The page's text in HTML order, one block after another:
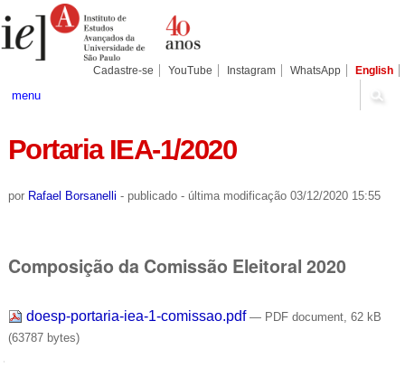
para
conteúdo.
Pessoais
Cadastre-se YouTube Instagram WhatsApp English
menu
Portaria IEA-1/2020
por Rafael Borsanelli - publicado - última modificação03/12/2020 15:55
Composição da Comissão Eleitoral 2020
doesp-portaria-iea-1-comissao.pdf — PDF document, 62 kB
(63787 bytes)